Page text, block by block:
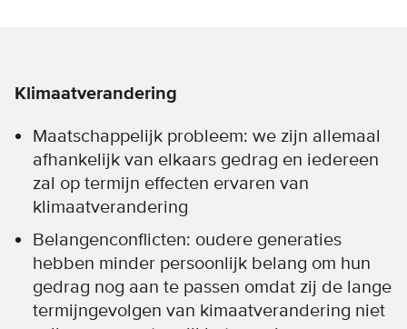
Klimaatverandering
Maatschappelijk probleem: we zijn allemaal
afhankelijk van elkaars gedrag en iedereen
zal op termijn effecten ervaren van
klimaatverandering
Belangenconflicten: oudere generaties
hebben minder persoonlijk belang om hun
gedrag nog aan te passen omdat zij de lange
termijngevolgen van kimaatverandering niet